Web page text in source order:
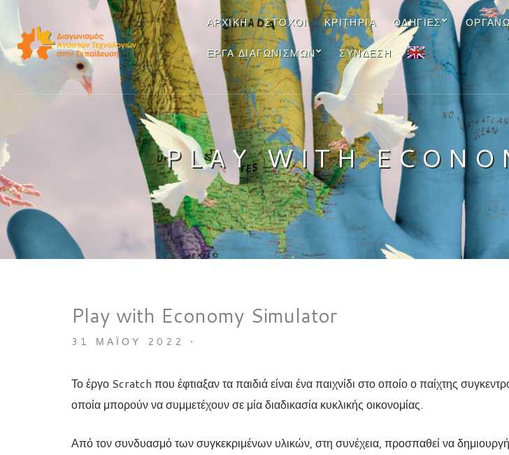
ΑΡΧΙΚΉ ΣΤΌΧΟΙ ΚΡΙΤΉΡΙΑ ΟΔΗΓΊΕΣ
ΈΡΓΑ ΔΙΑΓΩΝΙΣΜΏΝ ΣΎΝΔΕΣΗ EN
PLAY WITH
Play with Economy Simulator
31 ΜΑΪ́ΟΥ 2022 •
Το έργο Scratch που έφτιαξαν τα παιδιά είναι ένα παιχνίδι στο οποίο ο παίχτης
οποία μπορούν να συμμετέχουν σε μία διαδικασία κυκλικής οικονομίας.
Από τον συνδυασμό των συγκεκριμένων υλικών, στη συνέχεια, προσπαθεί να